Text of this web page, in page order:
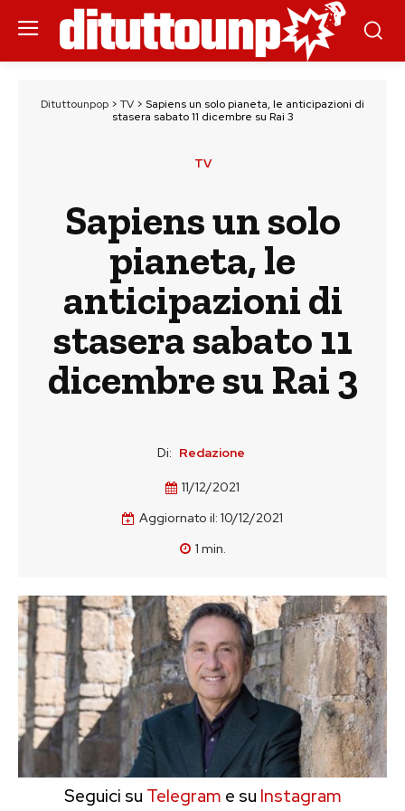
Dituttounpop > TV > Sapiens un solo pianeta, le anticipazioni di
stasera sabato 11 dicembre su Rai 3
TV
Sapiens un solo
pianeta, le
anticipazioni di
stasera sabato 11
dicembre su Rai 3
Di: Redazione
11/12/2021
Aggiornato il: 10/12/2021
1 min.
Seguici su Telegram e su Instagram